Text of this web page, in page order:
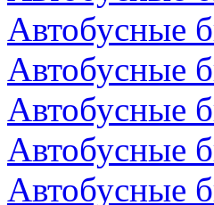
Автобусные
Автобусные
Автобусные
Автобусные
Автобусные